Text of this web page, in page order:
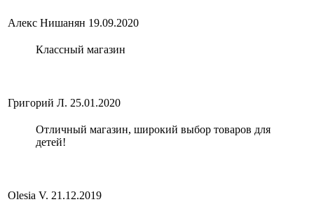
Алекс Нишанян 19.09.2020
Классный магазин
Григорий Л. 25.01.2020
Отличный магазин, широкий выбор товаров для
детей!
Olesia V. 21.12.2019